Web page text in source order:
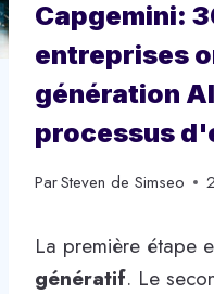
Capgemini:
entreprises
génération
processus
ParSteven de Simseo
La première étape
génératif. Le